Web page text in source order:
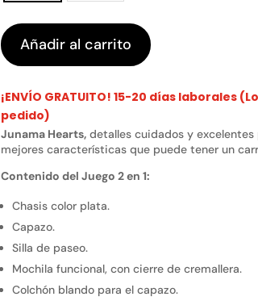
Añadir al carrito
¡ENVÍO GRATUITO! 15-20 días laborales
pedido)
Junama Hearts,detalles cuidados y excelentes
mejores características que puede tener un
Contenido del Juego 2 en 1:
Chasis color plata.
Capazo.
Silla de paseo.
Mochila funcional, con cierre de cremallera.
Colchón blando para el capazo.